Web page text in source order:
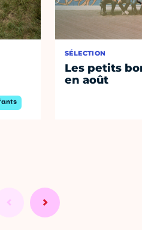
SÉLECTION
Les petits
en août